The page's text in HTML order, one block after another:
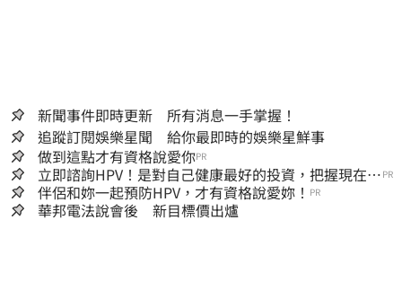
新聞事件即時更新 所有消息一手掌握！
追蹤訂閱娛樂星聞 給你最即時的娛樂星鮮事
做到這點才有資格說愛你PR
立即諮詢HPV！是對自己健康最好的投資，把握現在不
嫌晚！
PR
伴侶和妳一起預防HPV，才有資格說愛妳！ PR
華邦電法說會後 新目標價出爐